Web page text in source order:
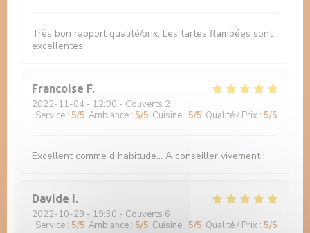
Très bon rapport qualité/prix. Les tartes flambées sont
excellentes!
Francoise F
2022-11-04 - 12:00 - Couverts 2
Service : 5/5 Ambiance : 5/5 Cuisine : 5/5 Qualité / Prix : 5/5
Excellent comme d habitude... A conseiller vivement !
Davide I
2022-10-29 - 19:30 - Couverts 6
Service : 5/5 Ambiance : 5/5 Cuisine : 5/5 Qualité / Prix : 5/5